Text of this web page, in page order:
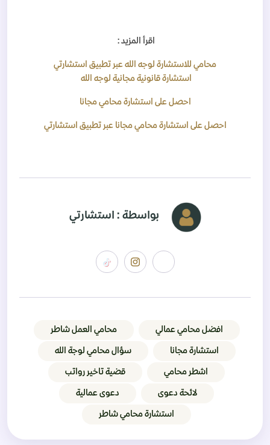
اقرأ المزيد :
محامي للاستشارة لوجه الله عبر تطبيق استشارتي
استشارة قانونية مجانية لوجه الله
احصل على استشارة محامي مجانا
احصل على استشارة محامي مجانا عبر تطبيق استشارتي
بواسطة : استشارتي
افضل محامي عمالي محامي العمل شاطر
استشارة مجانا سؤال محامي لوجة الله
اشطر محامي قضية تاخير رواتب
لائحة دعوى دعوى عمالية
استشارة محامي شاطر